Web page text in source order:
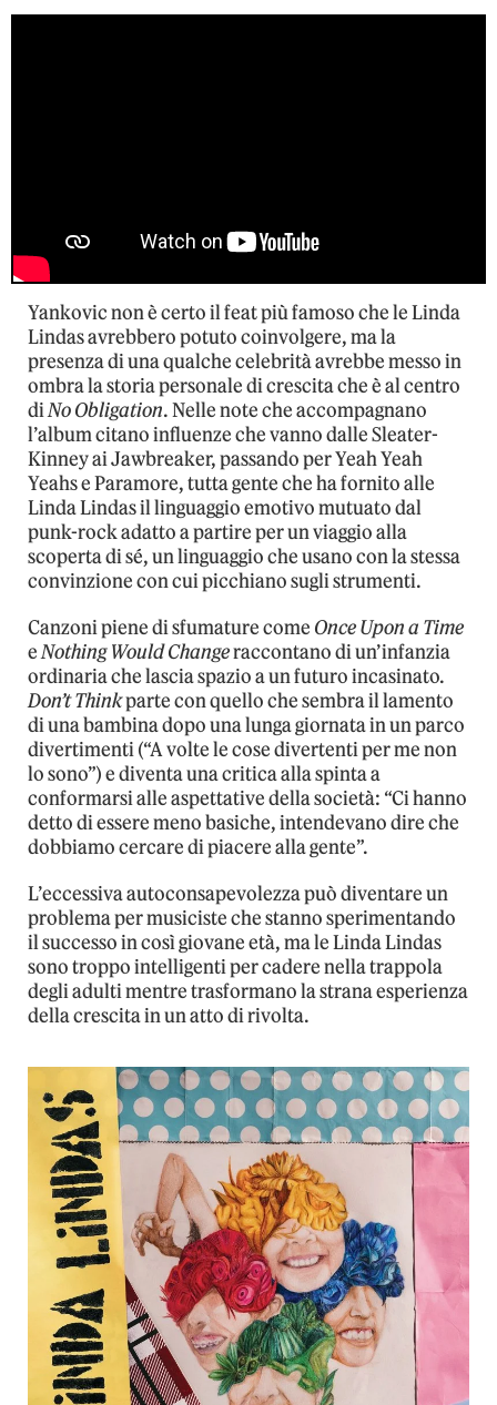
Yankovic non è certo il feat più famoso che le Linda
Lindas avrebbero potuto coinvolgere, ma la
presenza di una qualche celebrità avrebbe messo in
ombra la storia personale di crescita che è al centro
diNo Obligation. Nelle note che accompagnano
l’album citano influenze che vanno dalle Sleater-
Kinney ai Jawbreaker, passando per Yeah Yeah
Yeahs e Paramore, tutta gente che ha fornito alle
Linda Lindas il linguaggio emotivo mutuato dal
punk-rock adatto a partire per un viaggio alla
scoperta di sé, un linguaggio che usano con la stessa
convinzione con cui picchiano sugli strumenti.
Canzoni piene di sfumature come Once Upon a Time
eNothing Would Changeraccontano di un’infanzia
ordinaria che lascia spazio a un futuro incasinato.
Don’t Thinkparte con quello che sembra il lamento
di una bambina dopo una lunga giornata in un parco
divertimenti (“A volte le cose divertenti per me non
lo sono”) e diventa una critica alla spinta a
conformarsi alle aspettative della società: “Ci hanno
detto di essere meno basiche, intendevano dire che
dobbiamo cercare di piacere alla gente”.
L’eccessiva autoconsapevolezza può diventare un
problema per musiciste che stanno sperimentando
il successo in così giovane età, ma le Linda Lindas
sono troppo intelligenti per cadere nella trappola
degli adulti mentre trasformano la strana esperienza
della crescita in un atto di rivolta.